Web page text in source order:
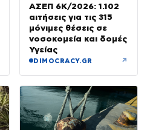
ΑΣΕΠ 6Κ/2026: 1.102
αιτήσεις για τις 315
μόνιμες θέσεις σε
νοσοκομεία και δομές
Υγείας
DIMOCRACY.GR ↗